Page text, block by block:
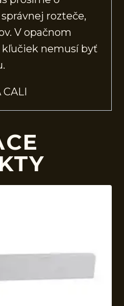
rozteče,
V opačnom
nemusí byť
CALI